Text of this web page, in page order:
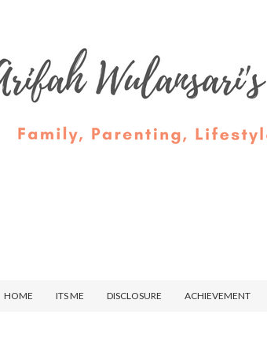
HOME ITS ME DISCLOSURE ACHIEVEMENT